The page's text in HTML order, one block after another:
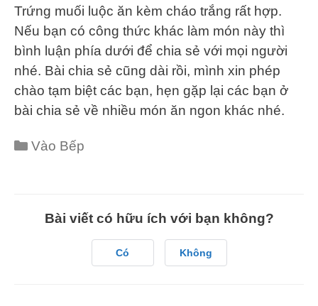
Trứng muối luộc ăn kèm cháo trắng rất hợp.
Nếu bạn có công thức khác làm món này thì
bình luận phía dưới để chia sẻ với mọi người
nhé. Bài chia sẻ cũng dài rồi, mình xin phép
chào tạm biệt các bạn, hẹn gặp lại các bạn ở
bài chia sẻ về nhiều món ăn ngon khác nhé.
Categories
Vào Bếp
Bài viết có hữu ích với bạn không?
Có Không